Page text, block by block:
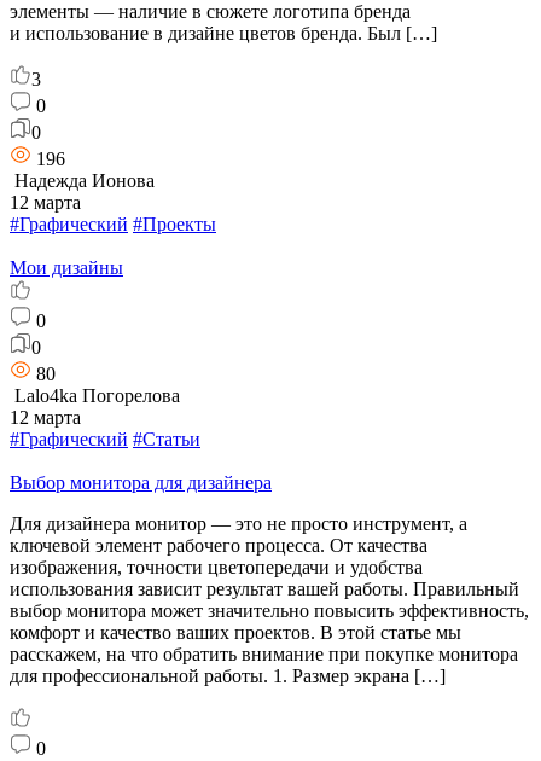
элементы — наличие в сюжете логотипа бренда
и использование в дизайне цветов бренда. Был […]
3
0
0
196
Надежда Ионова
12 марта
#Графический #Проекты
Мои дизайны
0
0
80
Lalo4ka Погорелова
12 марта
#Графический #Статьи
Выбор монитора для дизайнера
Для дизайнера монитор — это не просто инструмент, а
ключевой элемент рабочего процесса. От качества
изображения, точности цветопередачи и удобства
использования зависит результат вашей работы. Правильный
выбор монитора может значительно повысить эффективность,
комфорт и качество ваших проектов. В этой статье мы
расскажем, на что обратить внимание при покупке монитора
для профессиональной работы. 1. Размер экрана […]
0